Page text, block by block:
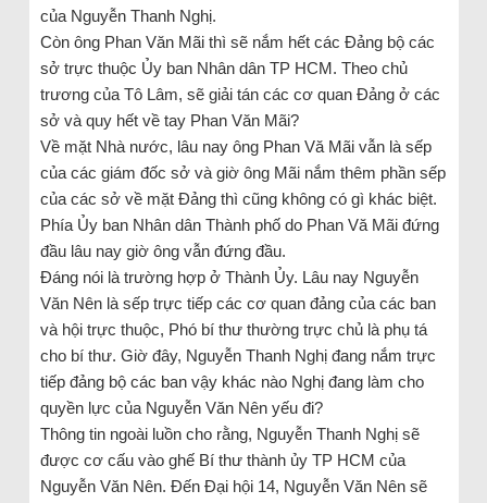
của Nguyễn Thanh Nghị.
Còn ông Phan Văn Mãi thì sẽ nắm hết các Đảng bộ các
sở trực thuộc Ủy ban Nhân dân TP HCM. Theo chủ
trương của Tô Lâm, sẽ giải tán các cơ quan Đảng ở các
sở và quy hết về tay Phan Văn Mãi?
Về mặt Nhà nước, lâu nay ông Phan Vă Mãi vẫn là sếp
của các giám đốc sở và giờ ông Mãi nắm thêm phần sếp
của các sở về mặt Đảng thì cũng không có gì khác biệt.
Phía Ủy ban Nhân dân Thành phố do Phan Vă Mãi đứng
đầu lâu nay giờ ông vẫn đứng đầu.
Đáng nói là trường hợp ở Thành Ủy. Lâu nay Nguyễn
Văn Nên là sếp trực tiếp các cơ quan đảng của các ban
và hội trực thuộc, Phó bí thư thường trực chủ là phụ tá
cho bí thư. Giờ đây, Nguyễn Thanh Nghị đang nắm trực
tiếp đảng bộ các ban vậy khác nào Nghị đang làm cho
quyền lực của Nguyễn Văn Nên yếu đi?
Thông tin ngoài luồn cho rằng, Nguyễn Thanh Nghị sẽ
được cơ cấu vào ghế Bí thư thành ủy TP HCM của
Nguyễn Văn Nên. Đến Đại hội 14, Nguyễn Văn Nên sẽ